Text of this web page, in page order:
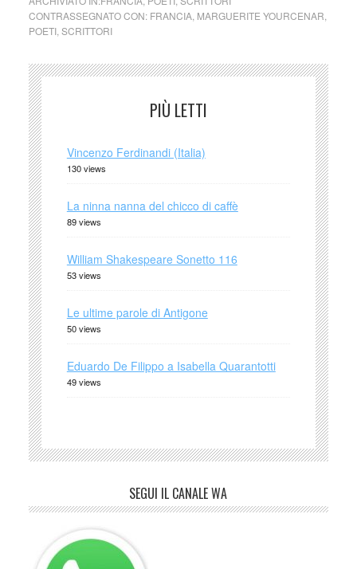
CONTRASSEGNATO CON: FRANCIA, MARGUERITE YOURCENAR
POETI, SCRITTORI
PIÙ LETTI
Vincenzo Ferdinandi (Italia)
130 views
La ninna nanna del chicco di caffè
89 views
William Shakespeare Sonetto 116
53 views
Le ultime parole di Antigone
50 views
Eduardo De Filippo a Isabella Quarantotti
49 views
SEGUI IL CANALE WA